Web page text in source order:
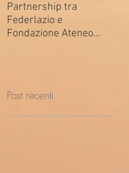
Partnership tra
Federlazio e
Fondazione Ateneo
Post recenti